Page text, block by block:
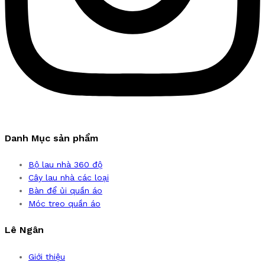
Danh Mục sản phẩm
Bộ lau nhà 360 độ
Cây lau nhà các loại
Bàn để ủi quần áo
Móc treo quần áo
Lê Ngân
Giới thiệu